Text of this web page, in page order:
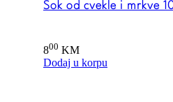
Sok od cvekle i mrkve
800 KM
Dodaj u korpu